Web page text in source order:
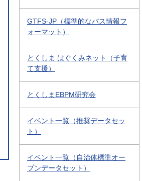
GTFS-JP（標準的なバス情報フ
ォーマット）
とくしま はぐくみネット（子育
て支援）
とくしまEBPM研究会
イベント一覧（推奨データセッ
ト）
イベント一覧（自治体標準オー
プンデータセット）